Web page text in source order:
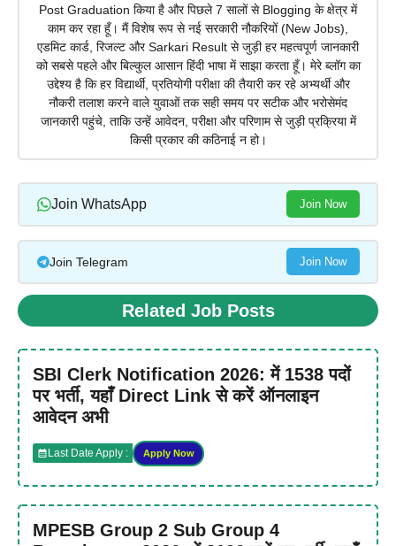
Post Graduation किया है और पिछले 7 सालों से Blogging के क्षेत्र में
काम कर रहा हूँ। मैं विशेष रूप से नई सरकारी नौकरियों (New Jobs),
एडमिट कार्ड, रिजल्ट और Sarkari Result से जुड़ी हर महत्वपूर्ण जानकारी
को सबसे पहले और बिल्कुल आसान हिंदी भाषा में साझा करता हूँ। मेरे ब्लॉग का
उद्देश्य है कि हर विद्यार्थी, प्रतियोगी परीक्षा की तैयारी कर रहे अभ्यर्थी और
नौकरी तलाश करने वाले युवाओं तक सही समय पर सटीक और भरोसेमंद
जानकारी पहुंचे, ताकि उन्हें आवेदन, परीक्षा और परिणाम से जुड़ी प्रक्रिया में
किसी प्रकार की कठिनाई न हो।
Join WhatsApp Join Now
Join Telegram Join Now
Related Job Posts
SBI Clerk Notification 2026: में 1538 पदों
पर भर्ती, यहाँ Direct Link से करें ऑनलाइन
आवेदन अभी
Last Date Apply : Apply Now
MPESB Group 2 Sub Group 4